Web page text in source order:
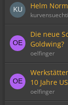
Helm
Die neue
Goldwing?
oelfinger
10 Jahre
oelfinger